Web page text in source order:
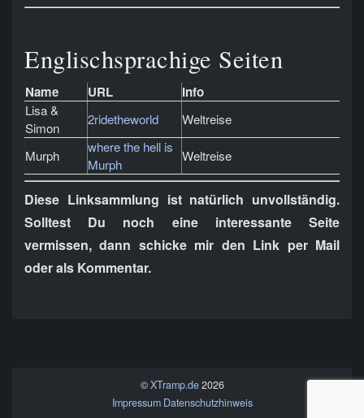
Englischsprachige Seiten
Name URL Info
Lisa &
Simon
2ridetheworld Weltreise
Murph
where the hell is
Murph
Weltreise
Diese Linksammlung ist natürlich unvollständig.
Solltest Du noch eine interessante Seite
vermissen, dann schicke mir den Link per Mail
oder als Kommentar.
©XTramp.de2026
Impressum Datenschutzhinweis